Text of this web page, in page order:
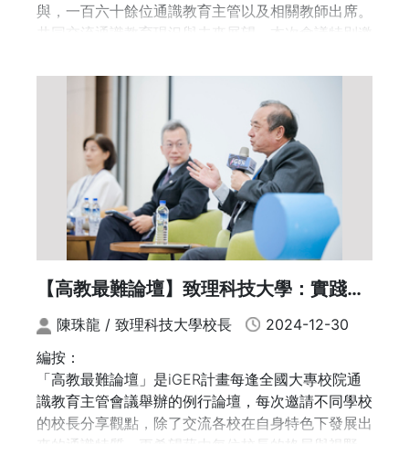
與，一百六十餘位通識教育主管以及相關教師出席。
共同交流通識教育現況與未來展望。本次會議特別邀
院士進行專題演講，朱院士以「關於通識教育的幾個
故事」為題，提醒我們臺灣教育框架下培養出的人才
善解題，卻不善提問，大學應該鼓勵學生「野性思
考」，而通識教育的核心在於，培養足以撐起（spa
nning）所有知識體系基本知識的能力。
早在十六年前，朱敬一院士就在第二屆全國通識教育
發展會議的專題演講，提出「融通」與「貫串」兩大
關鍵詞，破解當時許多人把通識視為簡化課程的誤
區。
如今，面對變遷更加快速劇烈的時代浪潮，通識教育
該有什麼樣的新使命與新願景？「我們不可能成為完
美的人，但都該成為完整的人—通識教育就是幫助我
們成為完整的人。」什麼樣的通識教育能幫助學生成
為完整的人？對此，朱院士再度給出三個通識教育的
關鍵詞：野性思維（Inquistive Minds）、撐開 / 起
【高教最難論壇】致理科技大學：實踐、
體驗與社會責任
陳珠龍 / 致理科技大學校長
2024-12-30
編按：
「高教最難論壇」是iGER計畫每逢全國大專校院通
識教育主管會議舉辦的例行論壇，每次邀請不同學校
的校長分享觀點，除了交流各校在自身特色下發展出
來的通識特質，更希望藉由每位校長的格局與視野，